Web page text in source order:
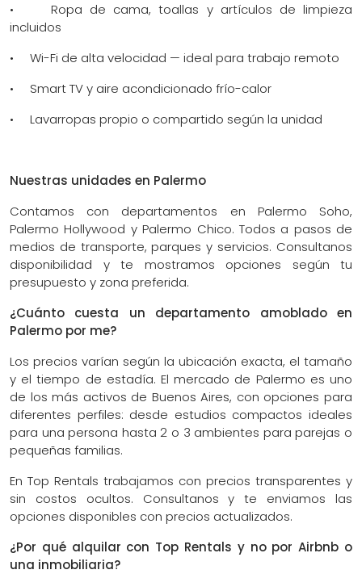
• Ropa de cama, toallas y artículos de limpieza
incluidos
• Wi-Fi de alta velocidad — ideal para trabajo remoto
• Smart TV y aire acondicionado frío-calor
• Lavarropas propio o compartido según la unidad
Nuestras unidades en Palermo
Contamos con departamentos en Palermo Soho,
Palermo Hollywood y Palermo Chico. Todos a pasos de
medios de transporte, parques y servicios. Consultanos
disponibilidad y te mostramos opciones según tu
presupuesto y zona preferida.
¿Cuánto cuesta un departamento amoblado en
Palermo por me?
Los precios varían según la ubicación exacta, el tamaño
y el tiempo de estadía. El mercado de Palermo es uno
de los más activos de Buenos Aires, con opciones para
diferentes perfiles: desde estudios compactos ideales
para una persona hasta 2 o 3 ambientes para parejas o
pequeñas familias.
En Top Rentals trabajamos con precios transparentes y
sin costos ocultos. Consultanos y te enviamos las
opciones disponibles con precios actualizados.
¿Por qué alquilar con Top Rentals y no por Airbnb o
una inmobiliaria?